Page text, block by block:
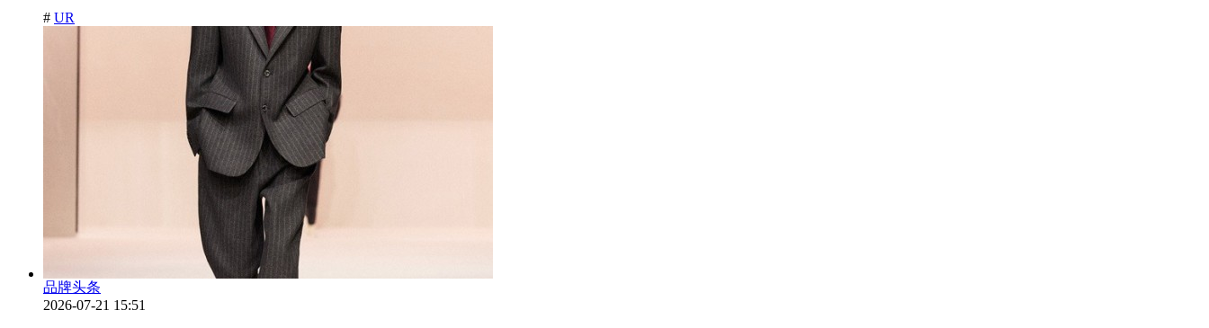
# UR
品牌头条
2026-07-21 15:51